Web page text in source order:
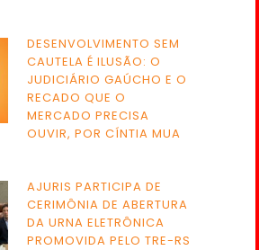
DESENVOLVIMENTO SEM
CAUTELA É ILUSÃO: O
JUDICIÁRIO GAÚCHO E O
RECADO QUE O
MERCADO PRECISA
OUVIR, POR CÍNTIA MUA
AJURIS PARTICIPA DE
CERIMÔNIA DE ABERTURA
DA URNA ELETRÔNICA
PROMOVIDA PELO TRE-RS